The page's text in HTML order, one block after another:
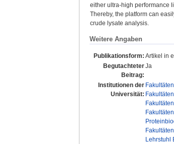
either ultra-high performance
Thereby, the platform can
crude lysate analysis.
Weitere Angaben
Publikationsform: Artikel in
Begutachteter
Beitrag:
Ja
Institutionen der
Universität:
Fakultäten
Fakultäten
Fakultäten
Fakultäten
Fakultäten
Lehrstuhl